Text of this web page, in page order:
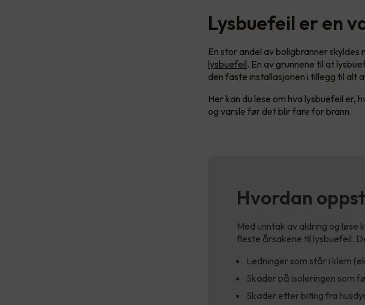
Lysbuefeil er en
En stor andel av boligbranner skyldes
lysbuefeil. En av grunnene til at
den faste installasjonen i tillegg til alt
Her kan du lese om hva lysbuefeil er,
og varsle før det blir fare for brann.
Hvordan
Med unntak av aldring og
fleste årsakene til lysbuefeil.
Ledninger som står i klem
Skader på isoleringen som
Skader etter biting fra